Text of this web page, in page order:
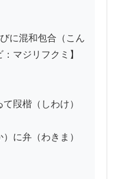
に混和包合（こん
マジリフクミ】
叚楷（しわけ）
に弁（わきま）